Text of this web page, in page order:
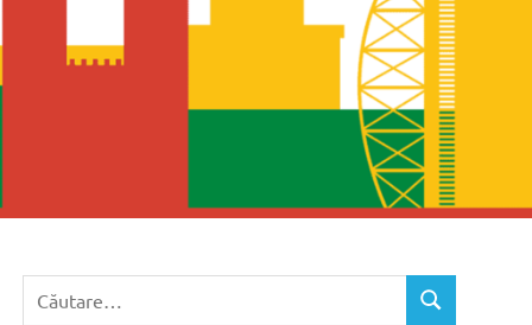
după:
CĂUTARE